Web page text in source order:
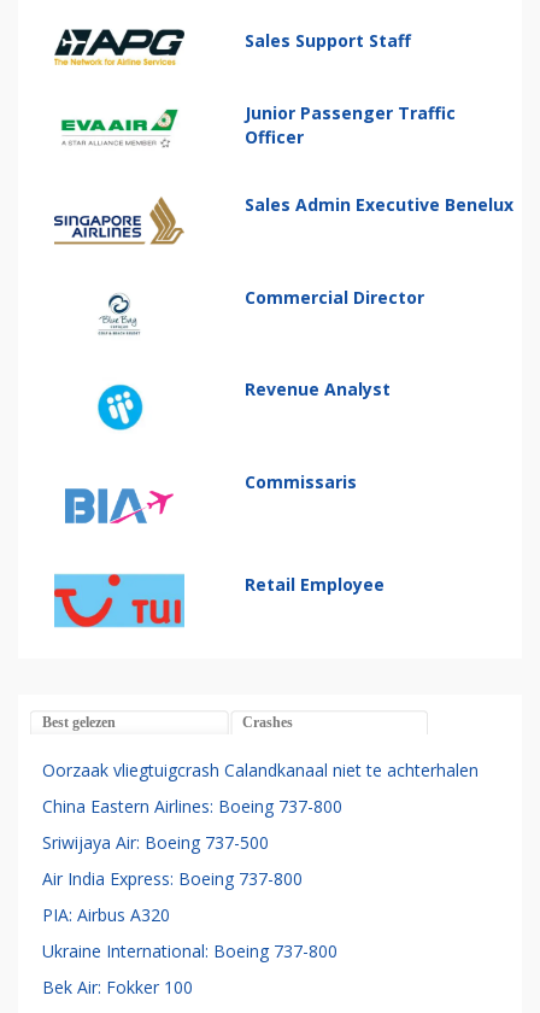
Sales Support Staff
Junior Passenger Traffic
Officer
Sales Admin Executive Benelux
Commercial Director
Revenue Analyst
Commissaris
Retail Employee
Best gelezen Crashes
Oorzaak vliegtuigcrash Calandkanaal niet te achterhalen
China Eastern Airlines: Boeing 737-800
Sriwijaya Air: Boeing 737-500
Air India Express: Boeing 737-800
PIA: Airbus A320
Ukraine International: Boeing 737-800
Bek Air: Fokker 100